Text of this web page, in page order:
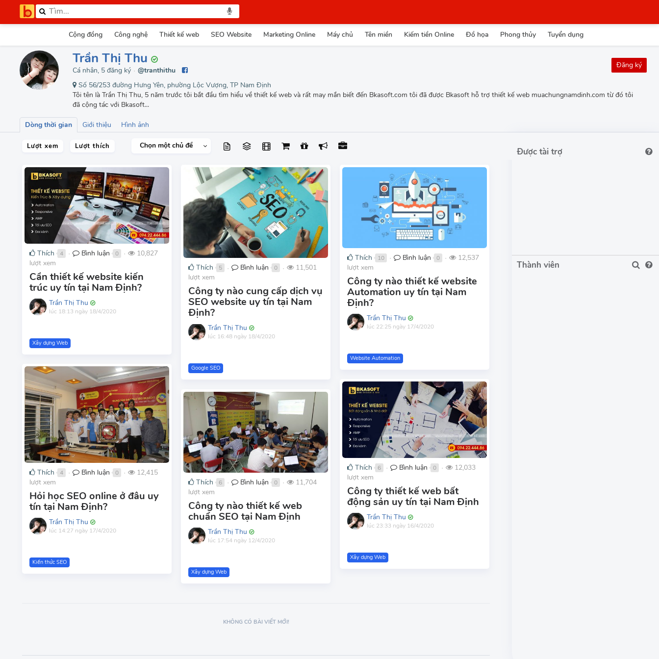
Cộng đồng Công nghệ Thiết kế web SEO Website Marketing Online Máy chủ Tên miền Kiếm tiền Online Đồ họa Phong thủy Tuyển dụng
Trần Thị Thu
Cá nhân, 5 đăng ký ●
@tranthithu
Số 56/253 đường Hưng Yên, phường Lộc Vượng, TP Nam Định
Tôi tên là Trần Thị Thu, 5 năm trước tôi bắt đầu tìm hiểu về thiết kế web và rất may mắn biết đến Bkasoft.com tôi đã được Bkasoft hỗ trợ thiết kế web muachungnamdinh.com từ đó tôi
đã cộng tác với Bkasoft...
Đăng ký
Dòng thời gian Giới thiệu Hình ảnh
Lượt xem Lượt thích Chọn một chủ đề
Thích 4 ● Bình luận 0 ●
10,827
lượt xem
Cần thiết kế website kiến
trúc uy tín tại Nam Định?
Trần Thị Thu
lúc 18:13 ngày 18/4/2020
Xây dựng Web
Thích 5 ● Bình luận 0 ●
11,501
lượt xem
Công ty nào cung cấp dịch vụ
SEO website uy tín tại Nam
Định?
Trần Thị Thu
lúc 16:48 ngày 18/4/2020
Google SEO
Thích 10 ● Bình luận 0 ●
12,537
lượt xem
Công ty nào thiết kế website
Automation uy tín tại Nam
Định?
Trần Thị Thu
lúc 22:25 ngày 17/4/2020
Website Automation
Thích 4 ● Bình luận 0 ●
12,415
lượt xem
Hỏi học SEO online ở đâu uy
tín tại Nam Định?
Trần Thị Thu
lúc 14:27 ngày 17/4/2020
Kiến thức SEO
Thích 6 ● Bình luận 0 ●
12,033
lượt xem
Công ty thiết kế web bất
động sản uy tín tại Nam Định
Trần Thị Thu
lúc 23:33 ngày 16/4/2020
Xây dựng Web
Thích 6 ● Bình luận 0 ●
11,704
lượt xem
Công ty nào thiết kế web
chuẩn SEO tại Nam Định
Trần Thị Thu
lúc 17:54 ngày 12/4/2020
Xây dựng Web
KHÔNG CÓ BÀI VIẾT MỚI!
Được tài trợ
Thành viên